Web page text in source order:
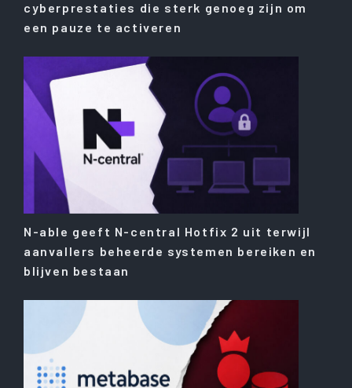
cyberprestaties die sterk genoeg zijn om
een ​​pauze te activeren
N-able geeft N-central Hotfix 2 uit terwijl
aanvallers beheerde systemen bereiken en
blijven bestaan